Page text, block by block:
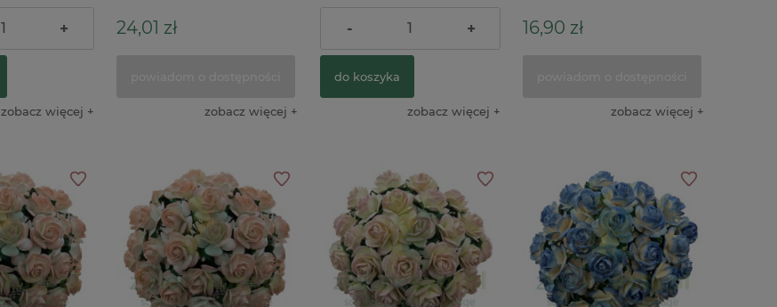
+
zobacz więcej
24,01 zł
zobacz więcej
26,90 zł
- +
do koszyka
zobacz więcej
16,90 zł
zobacz więcej